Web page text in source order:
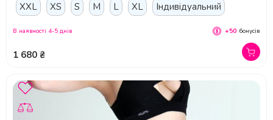
XXL XS S M L XL Індивідуальний
1 680 ₴
В наявності 4-5 днів +50 бонусів